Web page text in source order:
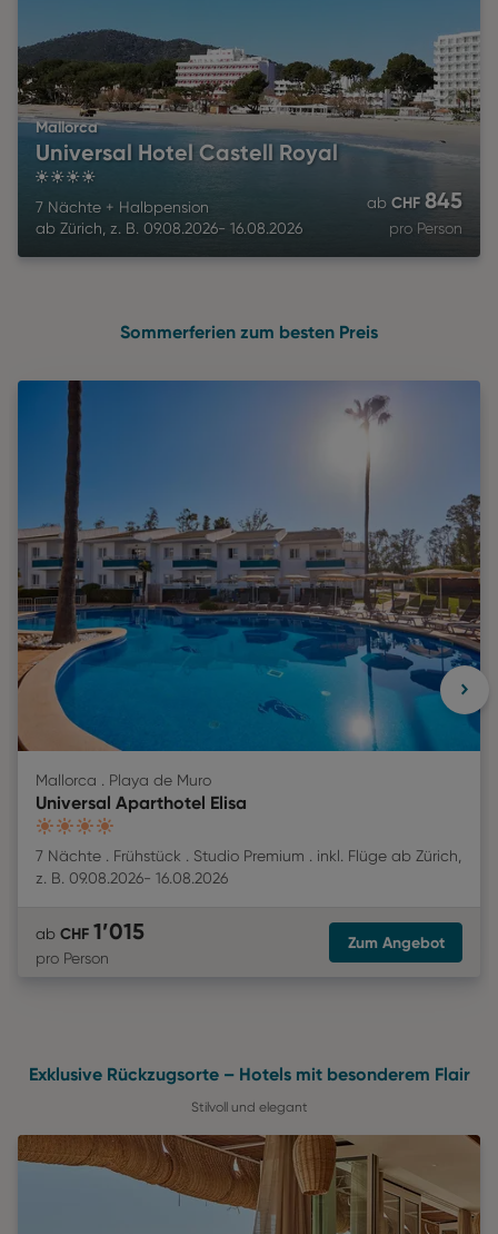
Mallorca
Universal Hotel Castell Royal
7 Nächte + Halbpension
ab Zürich z. B. 09.08.2026- 16.08.2026
ab CHF 845
pro Person
Sommerferien zum besten Preis
Mallorca . Playa de Muro
Universal Aparthotel Elisa
4
7 Nächte Frühstück Studio Premium inkl. Flüge ab Zürich
z. B. 09.08.2026- 16.08.2026
ab CHF 1’015
pro Person
Zum Angebot
Exklusive Rückzugsorte – Hotels mit besonderem Flair
Stilvoll und elegant